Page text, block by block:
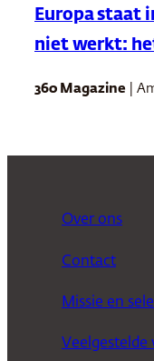
Europa staat
niet werkt:
360 Magazine |
Over ons
Contact
Missie en
Veelgestelde